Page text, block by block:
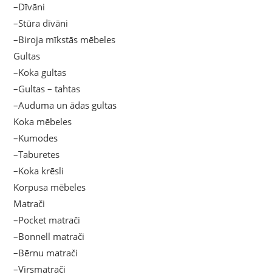
–Dīvāni
–Stūra dīvāni
–Biroja mīkstās mēbeles
Gultas
–Koka gultas
–Gultas – tahtas
–Auduma un ādas gultas
Koka mēbeles
–Kumodes
–Taburetes
–Koka krēsli
Korpusa mēbeles
Matrači
–Pocket matrači
–Bonnell matrači
–Bērnu matrači
–Virsmatrači